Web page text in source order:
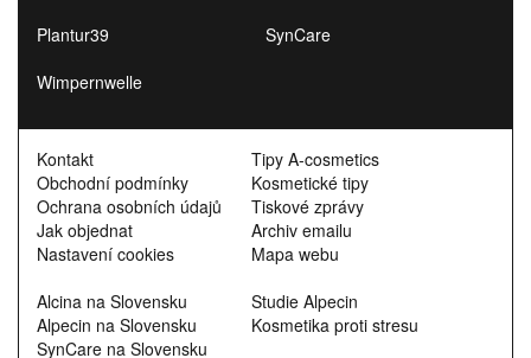
Plantur39
SynCare
Wimpernwelle
Kontakt
Obchodní podmínky
Ochrana osobních údajů
Jak objednat
Nastavení cookies
Alcina na Slovensku
Alpecin na Slovensku
SynCare na Slovensku
Tipy A-cosmetics
Kosmetické tipy
Tiskové zprávy
Archiv emailu
Mapa webu
Studie Alpecin
Kosmetika proti stresu